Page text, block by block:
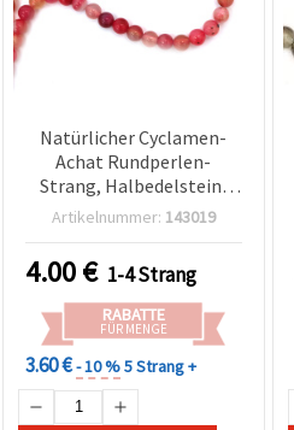
Natürlicher Cyclamen-
Achat Rundperlen-
Strang, Halbedelstein,
poliert, Ø 8 mm – ca. 47
Schmuckherstellung &
Basteln
Artikelnummer: 143019
4.00€ 1-4 Strang
RABATTE
FÜR MENGE
3.60 €- 10 %5 Strang +